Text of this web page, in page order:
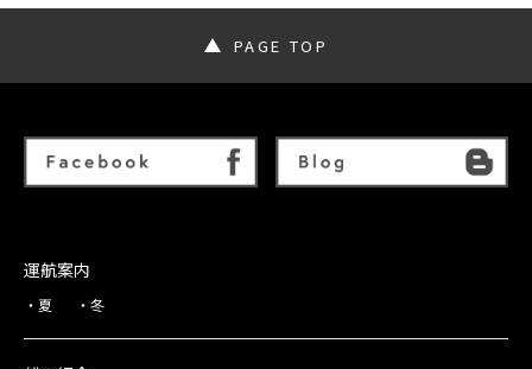
PAGE TOP
運航案内
夏 冬